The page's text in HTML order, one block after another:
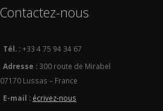
Contactez-nous
Tél. :+33 4 75 94 34 67
Adresse : 300 route de Mirabel
07170 Lussas – France
E-mail : écrivez-nous